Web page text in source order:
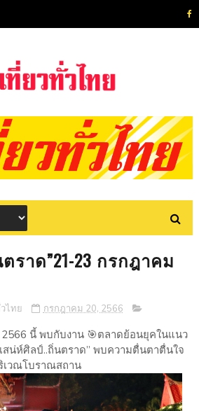
ราด”21-23 กรกฎาคม
ไทย กรกฎาคม 20, 2566
นี้ พบกับงาน 🎯ตลาดย้อนยุคในแนว
สน่ห์ศิลป์..ถิ่นตราด” พบความตื่นตาตื่นใจ
เวณโบราณสถาน